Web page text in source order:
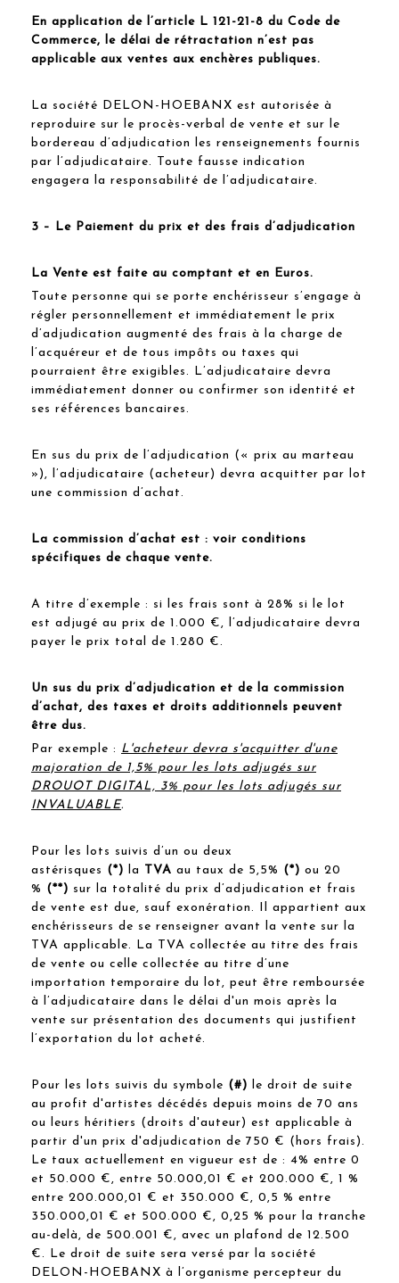
En application de l’article L 121-21-8 du Code de
Commerce, le délai de rétractation n’est pas
applicable aux ventes aux enchères publiques.
La société DELON-HOEBANX est autorisée à
reproduire sur le procès-verbal de vente et sur le
bordereau d’adjudication les renseignements fournis
par l’adjudicataire. Toute fausse indication
engagera la responsabilité de l’adjudicataire.
3 – Le Paiement du prix et des frais d’adjudication
La Vente est faite au comptant et en Euros.
Toute personne qui se porte enchérisseur s’engage à
régler personnellement et immédiatement le prix
d’adjudication augmenté des frais à la charge de
l’acquéreur et de tous impôts ou taxes qui
pourraient être exigibles. L’adjudicataire devra
immédiatement donner ou confirmer son identité et
ses références bancaires.
En sus du prix de l’adjudication (« prix au marteau
»), l’adjudicataire (acheteur) devra acquitter par lot
une commission d’achat.
La commission d’achat est : voir conditions
spécifiques de chaque vente.
A titre d’exemple : si les frais sont à 28% si le lot
est adjugé au prix de 1.000 €, l’adjudicataire devra
payer le prix total de 1.280 €.
Un sus du prix d’adjudication et de la commission
d’achat, des taxes et droits additionnels peuvent
être dus.
Par exemple : L'acheteur devra s'acquitter d'une
majoration de 1,5% pour les lots adjugés sur
DROUOT DIGITAL, 3% pour les lots adjugés sur
INVALUABLE.
Pour les lots suivis d’un ou deux
astérisques (*) la TVA au taux de 5,5% (*) ou 20
% (**) sur la totalité du prix d’adjudication et frais
de vente est due, sauf exonération. Il appartient aux
enchérisseurs de se renseigner avant la vente sur la
TVA applicable. La TVA collectée au titre des frais
de vente ou celle collectée au titre d’une
importation temporaire du lot, peut être remboursée
à l’adjudicataire dans le délai d'un mois après la
vente sur présentation des documents qui justifient
l’exportation du lot acheté.
Pour les lots suivis du symbole (#) le droit de suite
au profit d'artistes décédés depuis moins de 70 ans
ou leurs héritiers (droits d'auteur) est applicable à
partir d'un prix d'adjudication de 750 € (hors frais).
Le taux actuellement en vigueur est de : 4% entre 0
et 50.000 €, entre 50.000,01 € et 200.000 €, 1 %
entre 200.000,01 € et 350.000 €, 0,5 % entre
350.000,01 € et 500.000 €, 0,25 % pour la tranche
au-delà, de 500.001 €, avec un plafond de 12.500
€. Le droit de suite sera versé par la société
DELON-HOEBANX à l’organisme percepteur du